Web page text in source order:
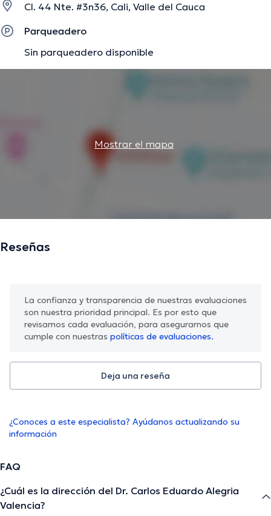
Cl. 44 Nte. #3n36, Cali, Valle del Cauca
Parqueadero
Sin parqueadero disponible
Mostrar el mapa
Reseñas
La confianza y transparencia de nuestras evaluaciones
son nuestra prioridad principal. Es por esto que
revisamos cada evaluación, para asegurarnos que
cumple con nuestras políticas de evaluaciones.
Deja una reseña
¿Conoces a este especialista? Ayúdanos actualizando su
información
FAQ
¿Cuál es la dirección del Dr. Carlos Eduardo Alegria
Valencia?